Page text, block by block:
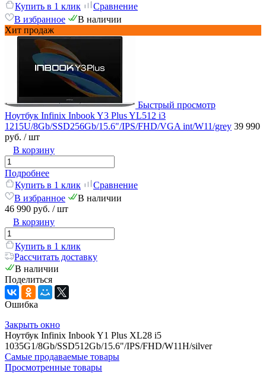
Купить в 1 клик
Сравнение
В избранное
В наличии
Хит продаж
Быстрый просмотр
Ноутбук Infinix Inbook Y3 Plus YL512 i3
1215U/8Gb/SSD256Gb/15.6"/IPS/FHD/VGA int/W11/grey 39 990
руб. / шт
В корзину
Подробнее
Купить в 1 клик
Сравнение
В избранное
В наличии
46 990 руб. / шт
В корзину
Купить в 1 клик
Рассчитать доставку
В наличии
Поделиться
Ошибка
Закрыть окно
Ноутбук Infinix Inbook Y1 Plus XL28 i5
1035G1/8Gb/SSD512Gb/15.6"/IPS/FHD/W11H/silver
Самые продаваемые товары
Просмотренные товары